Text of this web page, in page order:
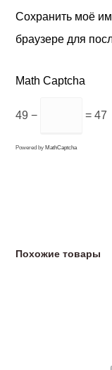
Сохранить моё
браузере для
Math Captcha
49 − = 47
Powered by MathCaptcha
Похожие товары